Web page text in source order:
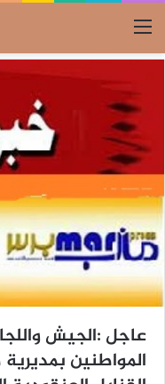
القائمة
عاجل :الجيش
المواطنين